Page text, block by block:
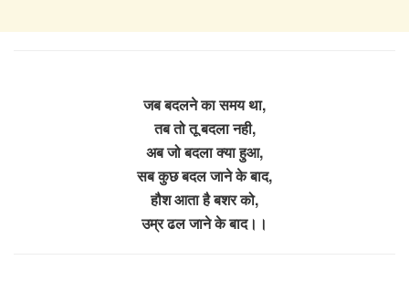
जब बदलने का समय था,
तब तो तू बदला नही,
अब जो बदला क्या हुआ,
सब कुछ बदल जाने के बाद,
हौश आता है बशर को,
उम्र ढल जाने के बाद।।